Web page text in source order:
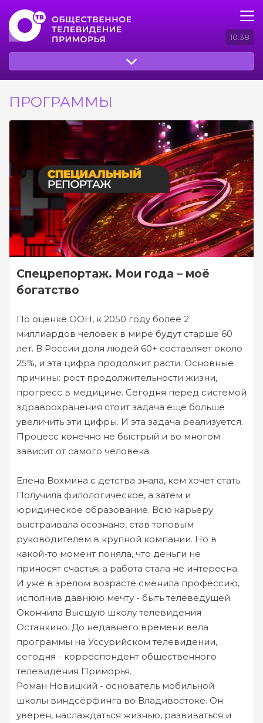
10:38
ПРОГРАММЫ
Спецрепортаж. Мои года – моё
богатство
По оценке ООН, к 2050 году более 2
миллиардов человек в мире будут старше 60
лет. В России доля людей 60+ составляет около
25%, и эта цифра продолжит расти. Основные
причины: рост продолжительности жизни,
прогресс в медицине. Сегодня перед системой
здравоохранения стоит задача еще больше
увеличить эти цифры. И эта задача реализуется.
Процесс конечно не быстрый и во многом
зависит от самого человека.
Елена Вохмина с детства знала, кем хочет стать.
Получила филологическое, а затем и
юридическое образование. Всю карьеру
выстраивала осознано, став топовым
руководителем в крупной компании. Но в
какой-то момент поняла, что деньги не
приносят счастья, а работа стала не интересна.
И уже в зрелом возрасте сменила профессию,
исполнив давнюю мечту - быть телеведущей.
Окончила Высшую школу телевидения
Останкино. До недавнего времени вела
программы на Уссурийском телевидении,
сегодня - корреспондент общественного
телевидения Приморья.
Роман Новицкий - основатель мобильной
школы виндсёрфинга во Владивостоке. Он
уверен, наслаждаться жизнью, развиваться и